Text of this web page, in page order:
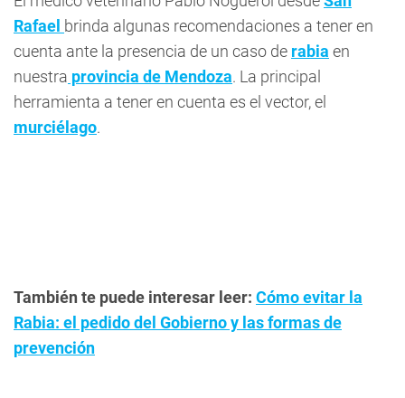
Rafael brinda algunas recomendaciones a tener en
cuenta ante la presencia de un caso de rabia en
nuestra provincia de Mendoza. La principal
herramienta a tener en cuenta es el vector, el
murciélago.
También te puede interesar leer: Cómo evitar la
Rabia: el pedido del Gobierno y las formas de
prevención